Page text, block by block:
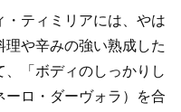
ティミリアには、やは
理や辛みの強い熟成した
「ボディのしっかりし
ーロ・ダーヴォラ）を合